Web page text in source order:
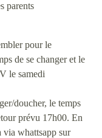
parents
pour le
de se changer et le
le samedi
doucher, le temps
prévu 17h00. En
whattsapp sur